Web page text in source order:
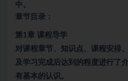
中。
章节目录：
第1章 课程导学
对课程章节、知识点、课程安排
及学习完成后达到的程度进行了
有基本的认识。